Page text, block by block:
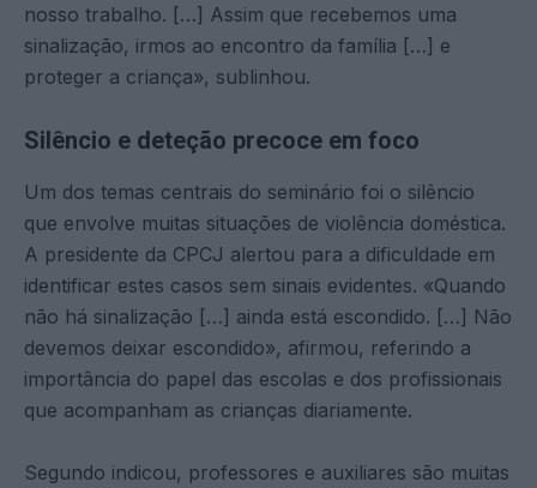
nosso trabalho. […] Assim que recebemos uma
sinalização, irmos ao encontro da família […] e
proteger a criança», sublinhou.
Silêncio e deteção precoce em foco
Um dos temas centrais do seminário foi o silêncio
que envolve muitas situações de violência doméstica.
A presidente da CPCJ alertou para a dificuldade em
identificar estes casos sem sinais evidentes. «Quando
não há sinalização […] ainda está escondido. […] Não
devemos deixar escondido», afirmou, referindo a
importância do papel das escolas e dos profissionais
que acompanham as crianças diariamente.
Segundo indicou, professores e auxiliares são muitas